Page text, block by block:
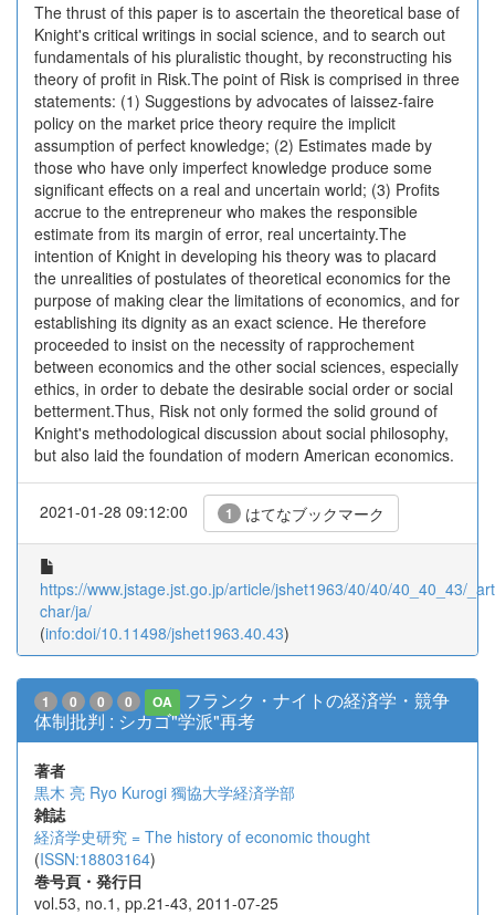
The thrust of this paper is to ascertain the theoretical base of
Knight's critical writings in social science, and to search out
fundamentals of his pluralistic thought, by reconstructing his
theory of profit in Risk.The point of Risk is comprised in three
statements: (1) Suggestions by advocates of laissez-faire
policy on the market price theory require the implicit
assumption of perfect knowledge; (2) Estimates made by
those who have only imperfect knowledge produce some
significant effects on a real and uncertain world; (3) Profits
accrue to the entrepreneur who makes the responsible
estimate from its margin of error, real uncertainty.The
intention of Knight in developing his theory was to placard
the unrealities of postulates of theoretical economics for the
purpose of making clear the limitations of economics, and for
establishing its dignity as an exact science. He therefore
proceeded to insist on the necessity of rapprochement
between economics and the other social sciences, especially
ethics, in order to debate the desirable social order or social
betterment.Thus, Risk not only formed the solid ground of
Knight's methodological discussion about social philosophy,
but also laid the foundation of modern American economics.
2021-01-28 09:12:00 1 はてなブックマーク
https://www.jstage.jst.go.jp/article/jshet1963/40/40/40_40_43/
char/ja/
(info:doi/10.11498/jshet1963.40.43)
1 0 0 0 OA
フランク・ナイトの経済学・競争
体制批判 : シカゴ"学派"再考
著者
黒木 亮 Ryo Kurogi 獨協大学経済学部
雑誌
経済学史研究 = The history of economic thought
(ISSN:18803164)
巻号頁・発行日
vol.53, no.1, pp.21-43, 2011-07-25